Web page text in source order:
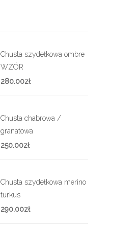
Chusta szydełkowa ombre
WZÓR
280.00zł
Chusta chabrowa /
granatowa
250.00zł
Chusta szydełkowa merino
turkus
290.00zł